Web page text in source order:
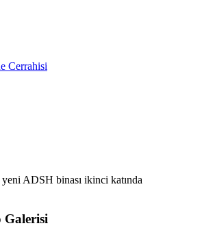
Cerrahisi
ADSH binası ikinci katında
Galerisi